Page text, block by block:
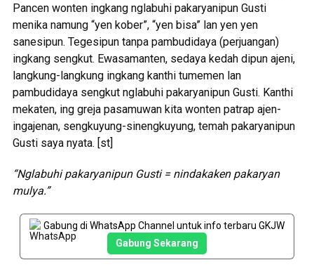
Pancen wonten ingkang nglabuhi pakaryanipun Gusti
menika namung “yen kober”, “yen bisa” lan yen yen
sanesipun. Tegesipun tanpa pambudidaya (perjuangan)
ingkang sengkut. Ewasamanten, sedaya kedah dipun ajeni,
langkung-langkung ingkang kanthi tumemen lan
pambudidaya sengkut nglabuhi pakaryanipun Gusti. Kanthi
mekaten, ing greja pasamuwan kita wonten patrap ajen-
ingajenan, sengkuyung-sinengkuyung, temah pakaryanipun
Gusti saya nyata. [st]
“Nglabuhi pakaryanipun Gusti = nindakaken pakaryan
mulya.”
Gabung di WhatsApp Channel untuk info terbaru GKJW
Gabung Sekarang